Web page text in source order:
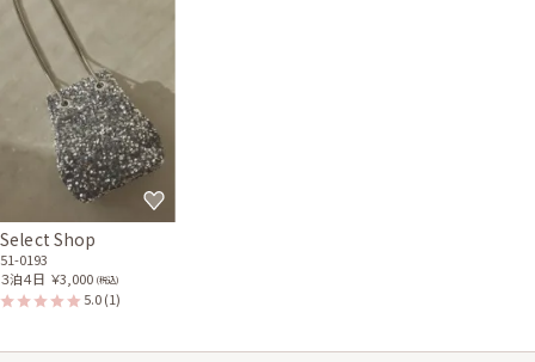
Select Shop
51-0193
３泊４日 ￥3,000 (税込)
5.0(1)